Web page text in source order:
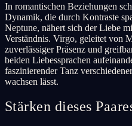
In romantischen Beziehungen
Dynamik, die durch Kontraste
Neptune, nähert sich der Liebe
Verständnis. Virgo, geleitet von
zuverlässiger Präsenz und
beiden Liebessprachen
faszinierender Tanz
wachsen lässt.
Stärken dieses